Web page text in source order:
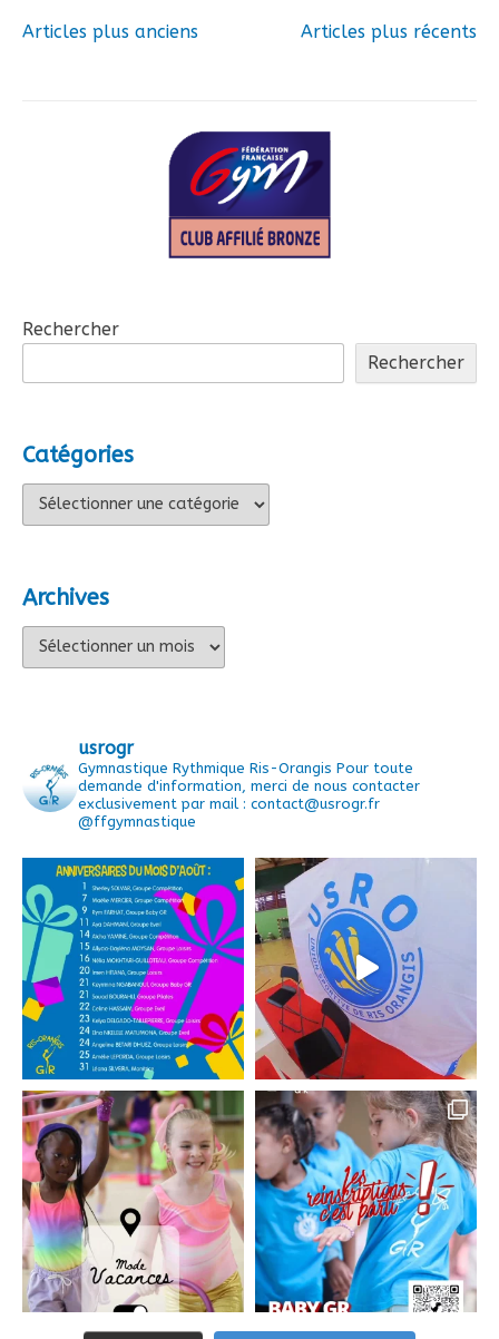
Navigation
Articles plus anciens Articles plus récents
Rechercher
Rechercher
Catégories
Catégories
Archives
Archives
usrogr
Gymnastique Rythmique Ris-Orangis Pour toute
demande d'information, merci de nous contacter
exclusivement par mail : contact@usrogr.fr
@ffgymnastique